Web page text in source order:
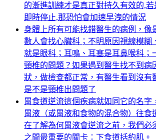
的漸進訓練才是真正對持久有效的,
即時停止,那恐怕會加速早洩的情況
身體上所有可能找錯醫生的病例，像
數人會找心臟科；不明原因視線模糊
就是眼科；耳鳴、耳塞是耳鼻喉科；
頸椎的問題？如果遇到醫生找不到病
狀，做檢查都正常，有醫生看到沒有
是不是頸椎出問題了
胃食道逆流這個疾病就如同它的名字
胃液（或胃液和食物的混合物）往食
在了解為何胃液會逆流之前，我們必
之間最重要的關卡：下食道括約肌。